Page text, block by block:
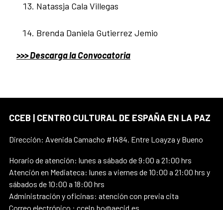
Natassja Cala Villegas
Brenda Daniela Gutierrez Jemio
>>> Descarga la Convocatoria
CCEB | CENTRO CULTURAL DE ESPAÑA EN LA PAZ
Dirección: Avenida Camacho #1484. Entre Loayza y Bueno
Horario de atención: lunes a sábado de 9:00 a 21:00 hrs
Atención en Mediateca: lunes a viernes de 10:00 a 21:00 hrs y
sábados de 10:00 a 18:00 hrs
Administración y oficinas: atención con previa cita
Correo electrónico : ccelp.bo@aecid.es